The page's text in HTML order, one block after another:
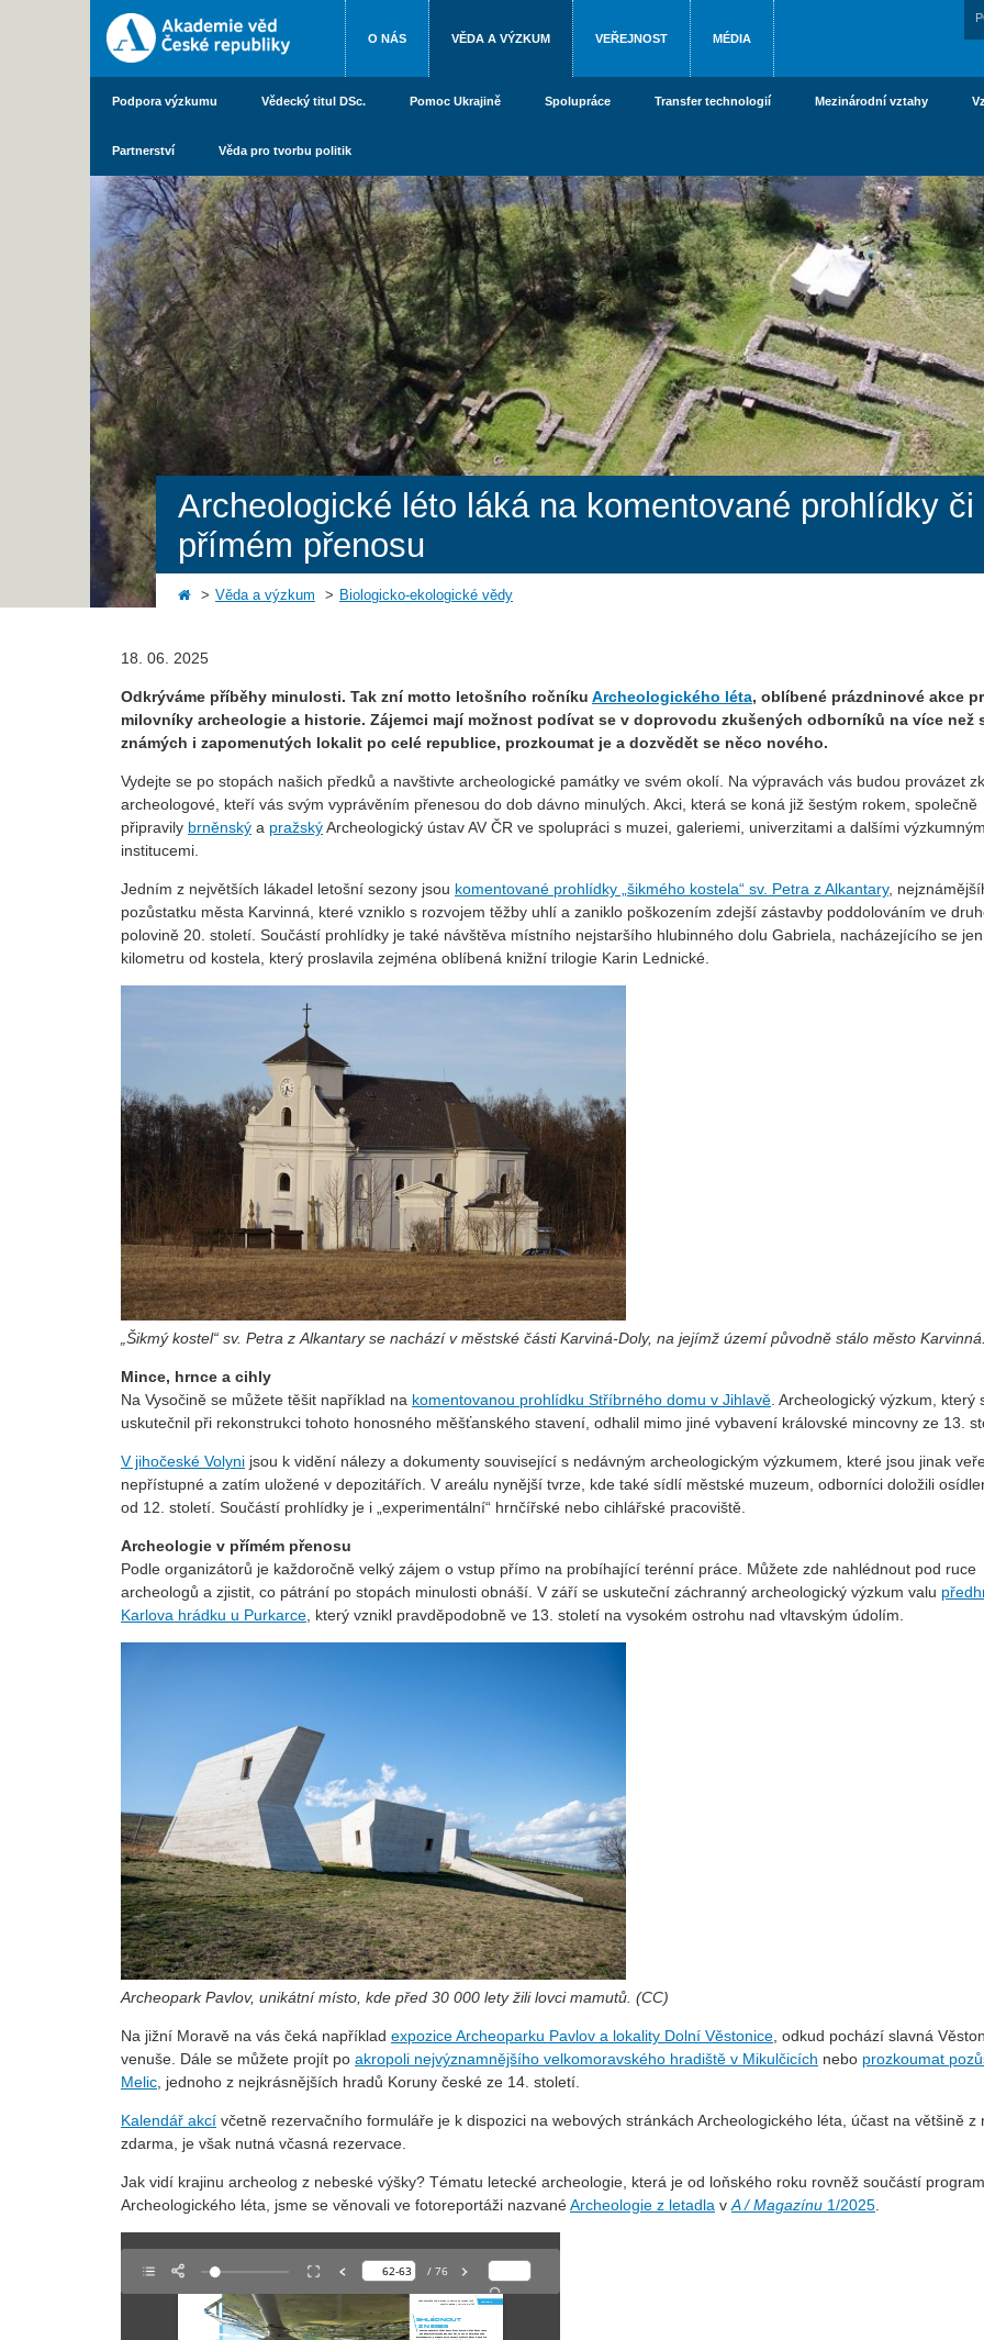
O NÁS VĚDA A VÝZKUM VEŘEJNOST MÉDIA
Podpora výzkumu Vědecký titul DSc. Pomoc Ukrajině Spolupráce Transfer technologií Mezinárodní vztahy
Partnerství Věda pro tvorbu politik
Archeologické léto láká na komentované prohlídky
přímém přenosu
Věda a výzkum Biologicko-ekologické vědy
18. 06. 2025
Odkrýváme příběhy minulosti. Tak zní motto letošního ročníku Archeologického léta, oblíbené prázdninové akce
milovníky archeologie a historie. Zájemci mají možnost podívat se v doprovodu zkušených odborníků na více než
známých i zapomenutých lokalit po celé republice, prozkoumat je a dozvědět se něco nového.
Vydejte se po stopách našich předků a navštivte archeologické památky ve svém okolí. Na výpravách vás budou provázet
archeologové, kteří vás svým vyprávěním přenesou do dob dávno minulých. Akci, která se koná již šestým rokem, společně
připravily brněnský a pražskýArcheologický ústav AV ČR ve spolupráci s muzei, galeriemi, univerzitami a dalšími
institucemi.
Jedním z největších lákadel letošní sezony jsou komentované prohlídky „šikmého kostela“ sv. Petra z Alkantary,
pozůstatku města Karvinná, které vzniklo s rozvojem těžby uhlí a zaniklo poškozením zdejší zástavby poddolováním ve
polovině 20. století. Součástí prohlídky je také návštěva místního nejstaršího hlubinného dolu Gabriela, nacházejícího se
kilometru od kostela, který proslavila zejména oblíbená knižní trilogie Karin Lednické.
„Šikmý kostel“ sv. Petra z Alkantary se nachází v městské části Karviná-Doly, na jejímž území původně stálo město
Mince, hrnce a cihly
Na Vysočině se můžete těšit například na komentovanou prohlídku Stříbrného domu v Jihlavě. Archeologický výzkum, který
uskutečnil při rekonstrukci tohoto honosného měšťanského stavení, odhalil mimo jiné vybavení královské mincovny ze 13.
V jihočeské Volyni jsou k vidění nálezy a dokumenty související s nedávným archeologickým výzkumem, které jsou jinak
nepřístupné a zatím uložené v depozitářích. V areálu nynější tvrze, kde také sídlí městské muzeum, odborníci doložili
od 12. století. Součástí prohlídky je i „experimentální“ hrnčířské nebo cihlářské pracoviště.
Archeologie v přímém přenosu
Podle organizátorů je každoročně velký zájem o vstup přímo na probíhající terénní práce. Můžete zde nahlédnout pod ruce
archeologů a zjistit, co pátrání po stopách minulosti obnáší. V září se uskuteční záchranný archeologický výzkum valu
Karlova hrádku u Purkarce, který vznikl pravděpodobně ve 13. století na vysokém ostrohu nad vltavským údolím.
Archeopark Pavlov, unikátní místo, kde před 30 000 lety žili lovci mamutů. (CC)
Na jižní Moravě na vás čeká například expozice Archeoparku Pavlov a lokality Dolní Věstonice, odkud pochází slavná
venuše. Dále se můžete projít po akropoli nejvýznamnějšího velkomoravského hradiště v Mikulčicích nebo prozkoumat
Melic, jednoho z nejkrásnějších hradů Koruny české ze 14. století.
Kalendář akcí včetně rezervačního formuláře je k dispozici na webových stránkách Archeologického léta, účast na většině z
zdarma, je však nutná včasná rezervace.
Jak vidí krajinu archeolog z nebeské výšky? Tématu letecké archeologie, která je od loňského roku rovněž součástí
Archeologického léta, jsme se věnovali ve fotoreportáži nazvanéArcheologie z letadla vA / Magazínu 1/2025.